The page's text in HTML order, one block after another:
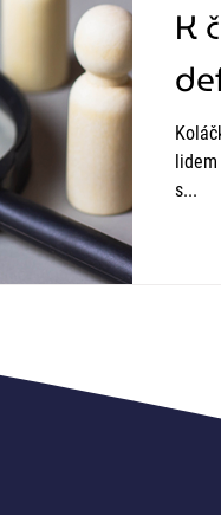
K
lidem otázku, jaká je firemní kultura v organizaci, kde pracují,
s...